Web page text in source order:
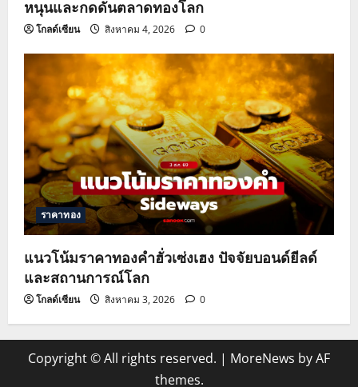
หนุนและกดดันตลาดทองโลก
โกลด์เซียน สิงหาคม 4, 2026 0
ราคาทอง
แนวโน้มราคาทองคำฮั่วเซ่งเฮง ปัจจัยบอนด์ยีลด์
และสถานการณ์โลก
โกลด์เซียน สิงหาคม 3, 2026 0
Copyright © All rights reserved. | MoreNews by AF
themes.